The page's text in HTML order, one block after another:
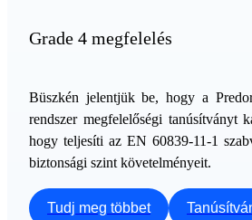
Grade 4 megfelelés
Büszkén jelentjük be, hogy a
rendszer megfelelőségi tanúsítványt
hogy teljesíti az EN 60839-11-1
biztonsági szint követelményeit.
Tudj meg többet